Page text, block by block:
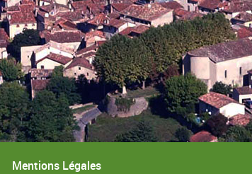
Mentions Légales